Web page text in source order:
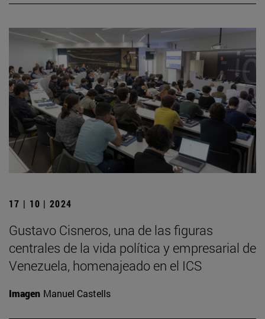
17 | 10 | 2024
Gustavo Cisneros, una de las figuras
centrales de la vida política y empresarial de
Venezuela, homenajeado en el ICS
Imagen Manuel Castells